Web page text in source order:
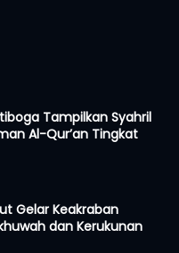
Tampilkan Syahril
Al-Qur’an Tingkat
Gelar Keakraban
dan Kerukunan